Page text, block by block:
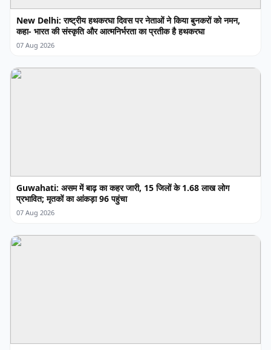
New Delhi: राष्ट्रीय हथकरघा दिवस पर नेताओं ने किया बुनकरों को नमन,
कहा- भारत की संस्कृति और आत्मनिर्भरता का प्रतीक है हथकरघा
07 Aug 2026
Guwahati: असम में बाढ़ का कहर जारी, 15 जिलों के 1.68 लाख लोग
प्रभावित; मृतकों का आंकड़ा 96 पहुंचा
07 Aug 2026